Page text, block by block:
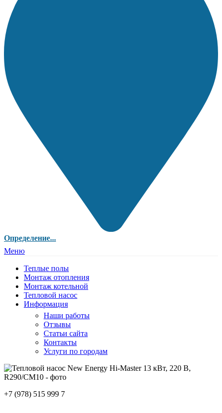
Определение...
Меню
Теплые полы
Монтаж отопления
Монтаж котельной
Тепловой насос
Информация
Наши работы
Отзывы
Статьи сайта
Контакты
Услуги по городам
+7 (978) 515 999 7